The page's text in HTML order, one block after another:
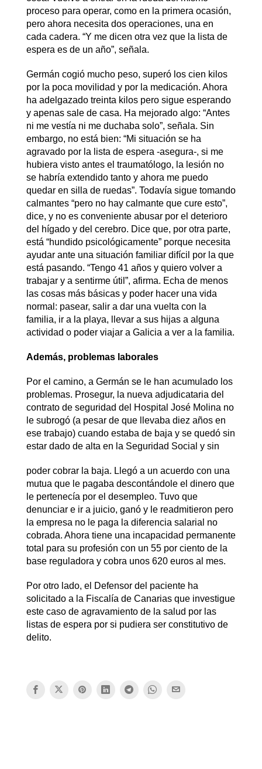
proceso para operar, como en la primera ocasión,
pero ahora necesita dos operaciones, una en
cada cadera. “Y me dicen otra vez que la lista de
espera es de un año”, señala.
Germán cogió mucho peso, superó los cien kilos
por la poca movilidad y por la medicación. Ahora
ha adelgazado treinta kilos pero sigue esperando
y apenas sale de casa. Ha mejorado algo: “Antes
ni me vestía ni me duchaba solo”, señala. Sin
embargo, no está bien: “Mi situación se ha
agravado por la lista de espera -asegura-, si me
hubiera visto antes el traumatólogo, la lesión no
se habría extendido tanto y ahora me puedo
quedar en silla de ruedas”. Todavía sigue tomando
calmantes “pero no hay calmante que cure esto”,
dice, y no es conveniente abusar por el deterioro
del hígado y del cerebro. Dice que, por otra parte,
está “hundido psicológicamente” porque necesita
ayudar ante una situación familiar difícil por la que
está pasando. “Tengo 41 años y quiero volver a
trabajar y a sentirme útil”, afirma. Echa de menos
las cosas más básicas y poder hacer una vida
normal: pasear, salir a dar una vuelta con la
familia, ir a la playa, llevar a sus hijas a alguna
actividad o poder viajar a Galicia a ver a la familia.
Además, problemas laborales
Por el camino, a Germán se le han acumulado los
problemas. Prosegur, la nueva adjudicataria del
contrato de seguridad del Hospital José Molina no
le subrogó (a pesar de que llevaba diez años en
ese trabajo) cuando estaba de baja y se quedó sin
estar dado de alta en la Seguridad Social y sin
poder cobrar la baja. Llegó a un acuerdo con una
mutua que le pagaba descontándole el dinero que
le pertenecía por el desempleo. Tuvo que
denunciar e ir a juicio, ganó y le readmitieron pero
la empresa no le paga la diferencia salarial no
cobrada. Ahora tiene una incapacidad permanente
total para su profesión con un 55 por ciento de la
base reguladora y cobra unos 620 euros al mes.
Por otro lado, el Defensor del paciente ha
solicitado a la Fiscalía de Canarias que investigue
este caso de agravamiento de la salud por las
listas de espera por si pudiera ser constitutivo de
delito.